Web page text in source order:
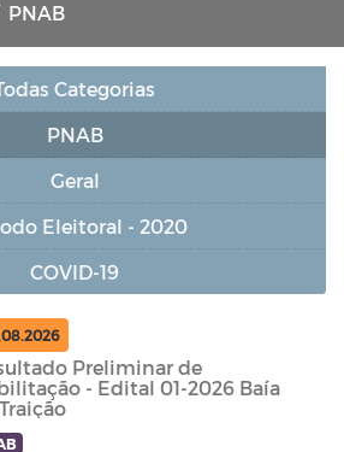
PNAB
Categorias
PNAB
Geral
Eleitoral - 2020
COVID-19
Preliminar de
- Edital 01-2026 Baía